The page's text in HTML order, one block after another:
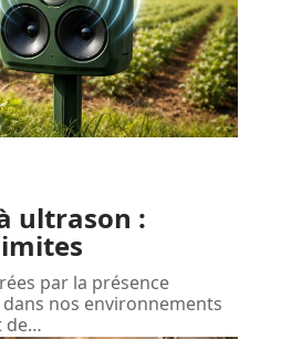
ultrason :
par la présence
nos environnements
de…